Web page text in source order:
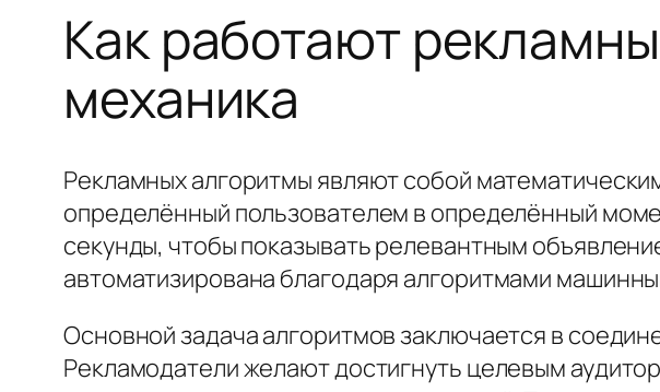
Как работают
механика
Рекламных алгоритмы являют собой
определённый пользователем в определённый
секунды, чтобы показывать релевантным
автоматизирована благодаря алгоритмами
Основной задача алгоритмов заключается в
Рекламодатели желают достигнуть целевым